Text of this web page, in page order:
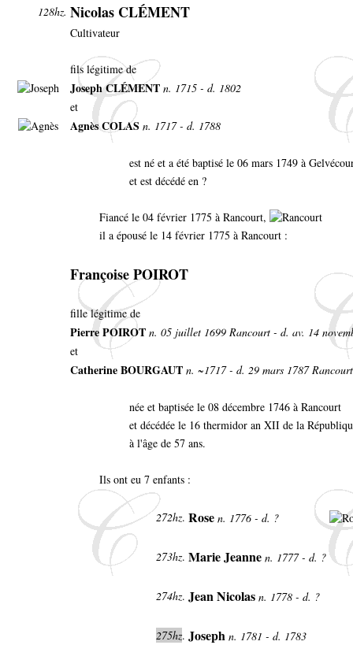
128hz. Nicolas CLÉMENT
Cultivateur
fils légitime de
Joseph CLÉMENT n. 1715 - d. 1802
et
Agnès COLAS n. 1717 - d. 1788
est né et a été baptisé le 06 mars 1749 à
et est décédé en ?
Fiancé le 04 février 1775 à Rancourt,
il a épousé le 14 février 1775 à Rancourt :
Françoise POIROT
fille légitime de
Pierre POIROT n. 05 juillet 1699 Rancourt - d. av. 14
et
Catherine BOURGAUT n. ~1717 - d. 29 mars 1787 Rancourt
née et baptisée le 08 décembre 1746 à Rancourt
et décédée le 16 thermidor an XII de la
à l'âge de 57 ans.
Ils ont eu 7 enfants :
272hz. Rose n. 1776 - d. ?
273hz. Marie Jeanne n. 1777 - d. ?
274hz. Jean Nicolas n. 1778 - d. ?
275hz. Joseph n. 1781 - d. 1783